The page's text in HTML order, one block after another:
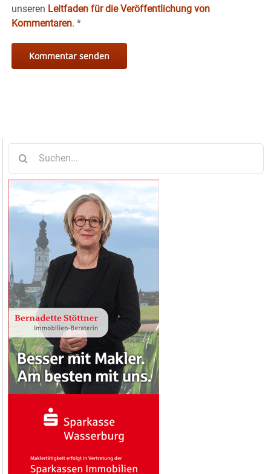
unseren Leitfaden für die Veröffentlichung von
Kommentaren. *
nach: